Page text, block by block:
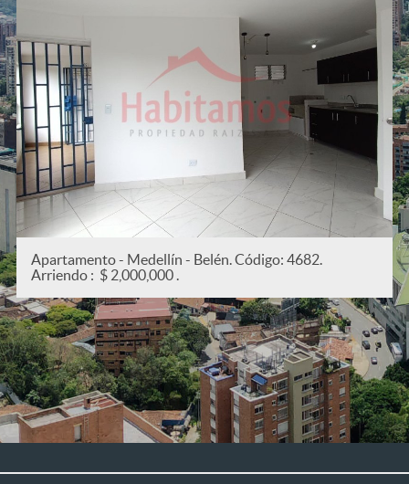
Apartamento - Medellín - San Joaquín. Código:
Arriendo : $ 2,200,000 .